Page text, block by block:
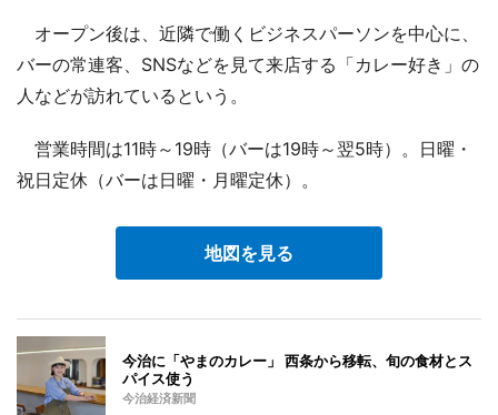
オープン後は、近隣で働くビジネスパーソンを中心に、
バーの常連客、SNSなどを見て来店する「カレー好き」の
人などが訪れているという。
営業時間は11時～19時（バーは19時～翌5時）。日曜・
祝日定休（バーは日曜・月曜定休）。
地図を見る
今治に「やまのカレー」 西条から移転、旬の食材とス
パイス使う
今治経済新聞